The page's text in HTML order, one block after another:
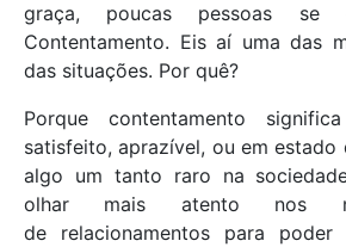
graça, poucas pessoas se
Contentamento. Eis aí uma das
das situações. Por quê?
Porque contentamento
satisfeito, aprazível, ou em estado
algo um tanto raro na
olhar mais atento nos
de relacionamentos para